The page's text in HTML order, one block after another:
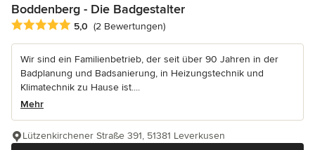
Boddenberg - Die Badgestalter
Durchschnittliche Bewertung: 5 von 5 Sternen
5,0 (2 Bewertungen)
Wir sind ein Familienbetrieb, der seit über 90 Jahren in der
Badplanung und Badsanierung, in Heizungstechnik und
Klimatechnik zu Hause ist....
Mehr
Lützenkirchener Straße 391, 51381 Leverkusen